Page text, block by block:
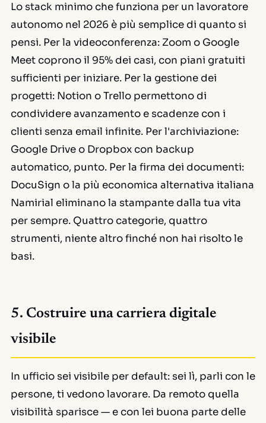
Lo stack minimo che funziona per un lavoratore
autonomo nel 2026 è più semplice di quanto si
pensi. Per la videoconferenza: Zoom o Google
Meet coprono il 95% dei casi, con piani gratuiti
sufficienti per iniziare. Per la gestione dei
progetti: Notion o Trello permettono di
condividere avanzamento e scadenze con i
clienti senza email infinite. Per l'archiviazione:
Google Drive o Dropbox con backup
automatico, punto. Per la firma dei documenti:
DocuSign o la più economica alternativa italiana
Namirial eliminano la stampante dalla tua vita
per sempre. Quattro categorie, quattro
strumenti, niente altro finché non hai risolto le
basi.
5. Costruire una carriera digitale
visibile
In ufficio sei visibile per default: sei lì, parli con le
persone, ti vedono lavorare. Da remoto quella
visibilità sparisce — e con lei buona parte delle